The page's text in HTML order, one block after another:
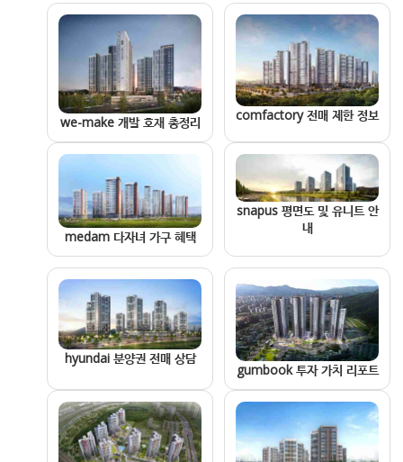
we-make 개발 호재 총정리 comfactory 전매 제한 정보
medam 다자녀 가구 혜택
snapus 평면도 및 유니트 안
내
hyundai 분양권 전매 상담
gumbook 투자 가치 리포트